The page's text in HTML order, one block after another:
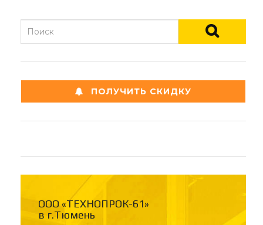
ПОЛУЧИТЬ СКИДКУ
ООО «ТЕХНОПРОК-61»
в г.Тюмень